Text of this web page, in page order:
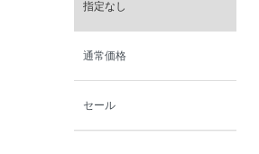
指定なし
通常価格
セール